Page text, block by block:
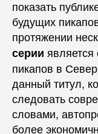
показать
будущих
протяжении
серии
пикапов в
данный титул,
следовать
словами,
более